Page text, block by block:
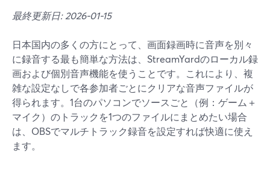
最終更新日: 2026-01-15
日本国内の多くの方にとって、画面録画時に音声を別々
に録音する最も簡単な方法は、StreamYardのローカル録
画および個別音声機能を使うことです。これにより、複
雑な設定なしで各参加者ごとにクリアな音声ファイルが
得られます。1台のパソコンでソースごと（例：ゲーム＋
マイク）のトラックを1つのファイルにまとめたい場合
は、OBSでマルチトラック録音を設定すれば快適に使え
ます。